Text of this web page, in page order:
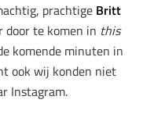
prachtige Britt
door te komen in this
komende minuten in
ook wij konden niet
Instagram.